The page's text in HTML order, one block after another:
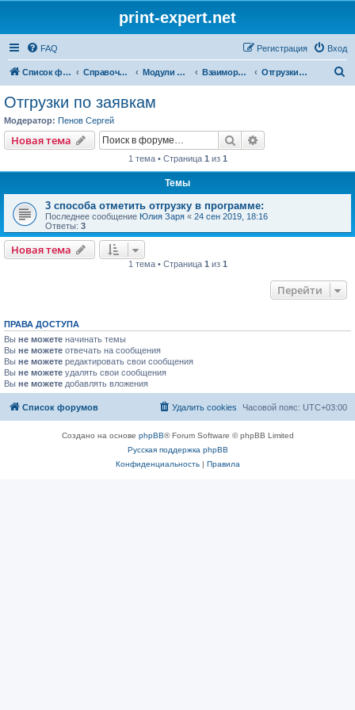
print-expert.net
FAQ Вход
Регистрация
Список форумов Справочная система Модули программы Взаиморасчеты Отгрузки по заявкам
Отгрузки по заявкам
Модератор: Пенов Сергей
Новая тема Поиск
1 тема • Страница 1 из 1
Темы
3 способа отметить отгрузку в программе:
Последнее сообщение Юлия Заря « 24 сен 2019, 18:16
Ответы: 3
Новая тема
1 тема • Страница 1 из 1
Перейти
ПРАВА ДОСТУПА
Вы не можете начинать темы
Вы не можете отвечать на сообщения
Вы не можете редактировать свои сообщения
Вы не можете удалять свои сообщения
Вы не можете добавлять вложения
Список форумов Часовой пояс: UTC+03:00
Удалить cookies
Создано на основе phpBB® Forum Software © phpBB Limited
Русская поддержка phpBB
Конфиденциальность| Правила